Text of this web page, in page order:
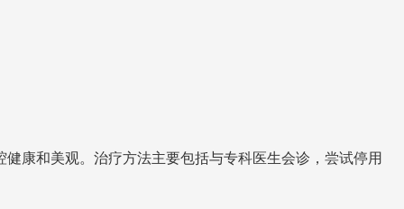
康和美观。治疗方法主要包括与专科医生会诊，尝试停用